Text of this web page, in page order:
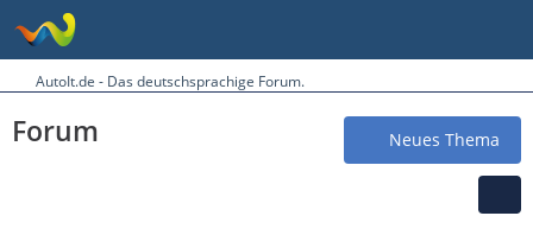
AutoIt.de - Das deutschsprachige Forum.
Forum Neues Thema